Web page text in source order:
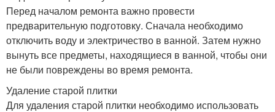
Перед началом ремонта важно провести
предварительную подготовку. Сначала необходимо
отключить воду и электричество в ванной. Затем нужно
вынуть все предметы, находящиеся в ванной, чтобы они
не были повреждены во время ремонта.
Удаление старой плитки
Для удаления старой плитки необходимо использовать